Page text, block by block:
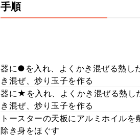
手順
器に●を入れ、よくかき混ぜる熱し
き混ぜ、炒り玉子を作る
器に★を入れ、よくかき混ぜる熱し
き混ぜ、炒り玉子を作る
トースターの天板にアルミホイル
除き身をほぐす